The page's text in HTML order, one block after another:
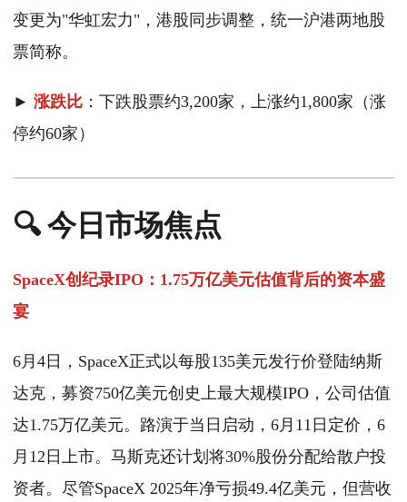
变更为"华虹宏力"，港股同步调整，统一沪港两地股
票简称。
► 涨跌比 ：下跌股票约3,200家，上涨约1,800家（涨
停约60家）
🔍 今日市场焦点
SpaceX创纪录IPO：1.75万亿美元估值背后的资本盛
宴
6月4日，SpaceX正式以每股135美元发行价登陆纳斯
达克，募资750亿美元创史上最大规模IPO，公司估值
达1.75万亿美元。路演于当日启动，6月11日定价，6
月12日上市。马斯克还计划将30%股份分配给散户投
资者。尽管SpaceX 2025年净亏损49.4亿美元，但营收